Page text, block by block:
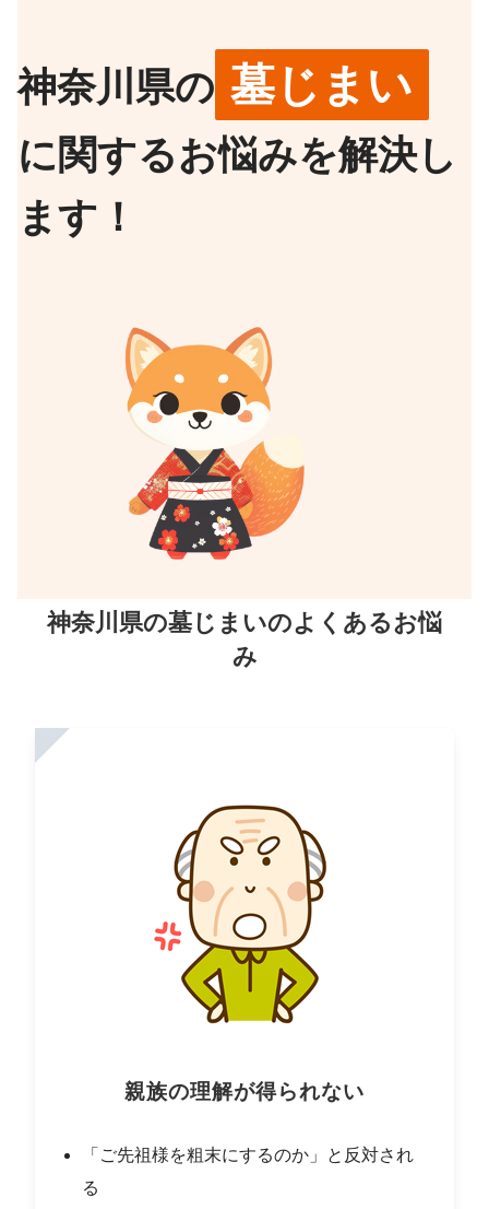
神奈川県の 墓じまい
に関するお悩みを解決し
ます！
神奈川県の墓じまいのよくあるお悩
み
親族の理解が得られない
「ご先祖様を粗末にするのか」と反対され
る